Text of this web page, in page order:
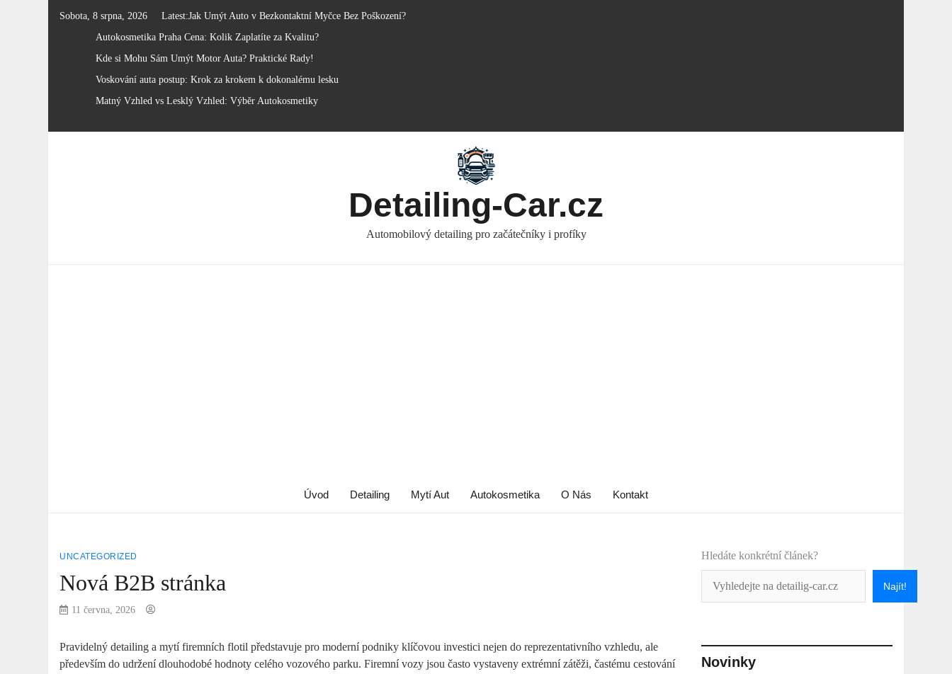
Sobota, 8 srpna, 2026 Latest:Jak Umýt Auto v Bezkontaktní Myčce Bez Poškození?
Autokosmetika Praha Cena: Kolik Zaplatíte za Kvalitu?
Kde si Mohu Sám Umýt Motor Auta? Praktické Rady!
Voskování auta postup: Krok za krokem k dokonalému lesku
Matný Vzhled vs Lesklý Vzhled: Výběr Autokosmetiky
Detailing-Car.cz
Automobilový detailing pro začátečníky i profíky
Úvod Detailing Mytí Aut Autokosmetika O Nás Kontakt
UNCATEGORIZED
Nová B2B stránka
11 června, 2026
Pravidelný detailing a mytí firemních flotil představuje pro moderní podniky klíčovou investici nejen do reprezentativního vzhledu, ale
především do udržení dlouhodobé hodnoty celého vozového parku. Firemní vozy jsou často vystaveny extrémní zátěži, častému cestování
Hledáte konkrétní článek?
Najít!
Novinky